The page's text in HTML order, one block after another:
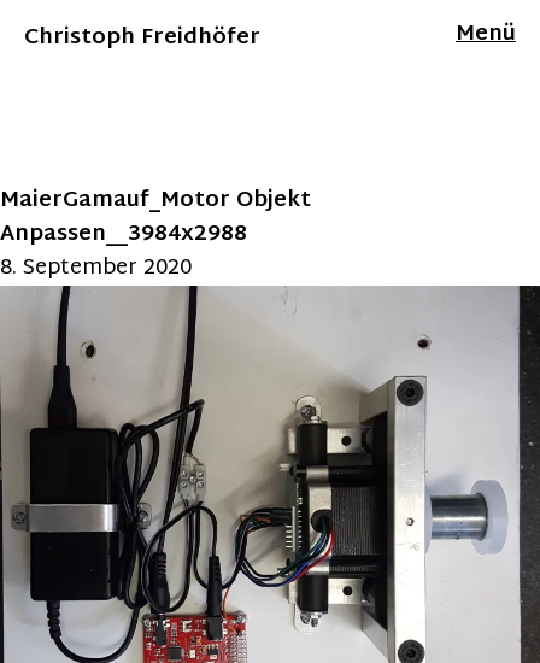
Christoph Freidhöfer Menü
MaierGamauf_Motor Objekt
Anpassen__3984x2988
8. September 2020